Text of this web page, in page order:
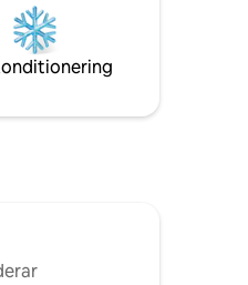
Uppvärmd pool
euro per dag. Bara